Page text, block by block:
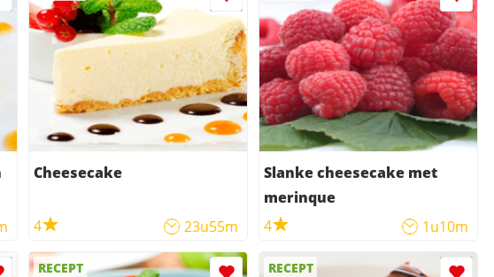
Cheesecake
4 23u55m
Slanke cheesecake met
merinque
4
1u10m
RECEPT RECEPT